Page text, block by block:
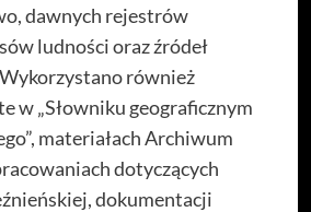
dawnych rejestrów
ludności oraz źródeł
również
w „Słowniku geograficznym
materiałach Archiwum
dotyczących
dokumentacji